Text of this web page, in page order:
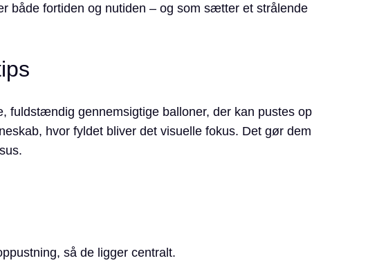
både fortiden og nutiden – og som sætter et strålende
fuldstændig gennemsigtige balloner, der kan pustes op
hvor fyldet bliver det visuelle fokus. Det gør dem
så de ligger centralt.